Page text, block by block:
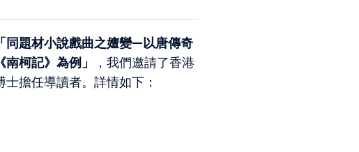
「同題材小說戲曲之嬗變—以唐傳奇
柯記》為例」
，我們邀請了香港
擔任導讀者。詳情如下：